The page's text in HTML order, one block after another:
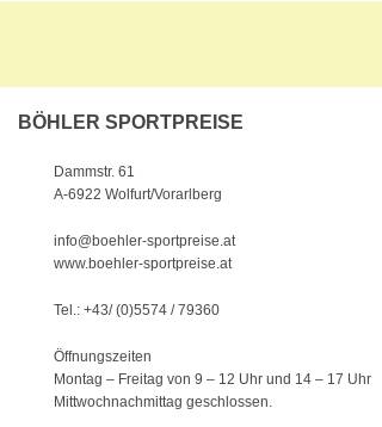
BÖHLER SPORTPREISE
Dammstr. 61
A-6922 Wolfurt/Vorarlberg
info@boehler-sportpreise.at
www.boehler-sportpreise.at
Tel.: +43/ (0)5574 / 79360
Öffnungszeiten
Montag – Freitag von 9 – 12 Uhr und 14 – 17 Uhr
Mittwochnachmittag geschlossen.